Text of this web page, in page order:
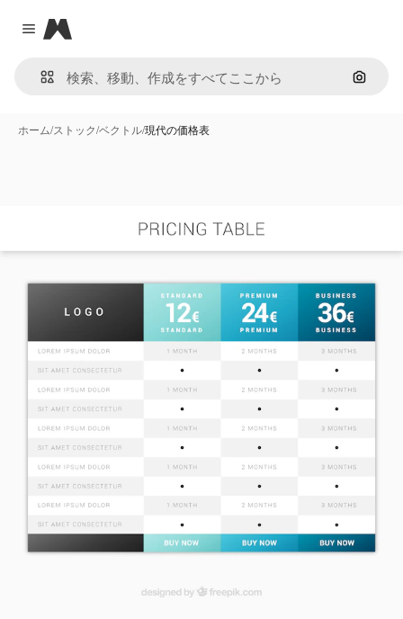
Close menu
Magnific
画像で
ホーム/ストック/ベクトル/現代の価格表